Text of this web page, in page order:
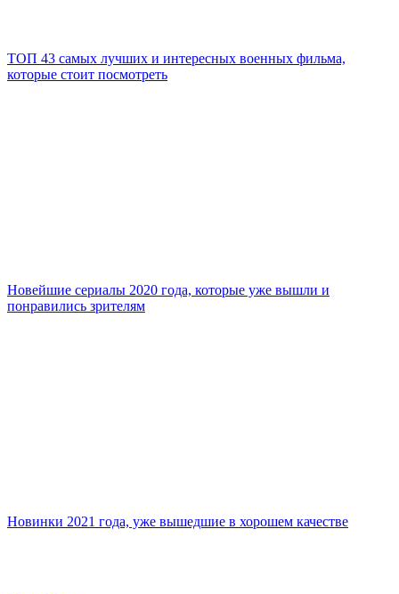
ТОП 43 самых лучших и интересных военных фильма,
которые стоит посмотреть
Новейшие сериалы 2020 года, которые уже вышли и
понравились зрителям
Новинки 2021 года, уже вышедшие в хорошем качестве